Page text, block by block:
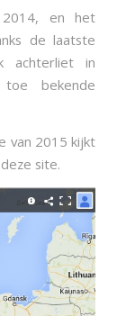
en het
de laatste
achterliet in
bekende
van 2015 kijkt
site.